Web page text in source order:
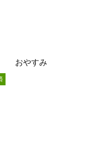
おやすみ